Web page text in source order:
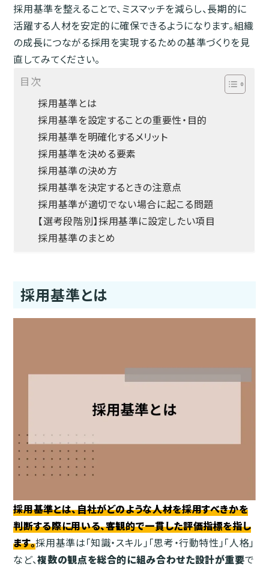
採用基準を整えることで、ミスマッチを減らし、長期的に
活躍する人材を安定的に確保できるようになります。組織
の成長につながる採用を実現するための基準づくりを見
直してみてください。
目次
採用基準とは
採用基準を設定することの重要性・目的
採用基準を明確化するメリット
採用基準を決める要素
採用基準の決め方
採用基準を決定するときの注意点
採用基準が適切でない場合に起こる問題
【選考段階別】採用基準に設定したい項目
採用基準のまとめ
採用基準とは
採用基準とは、自社がどのような人材を採用すべきかを
判断する際に用いる、客観的で一貫した評価指標を指し
ます。採用基準は「知識・スキル」「思考・行動特性」「人格」
など、複数の観点を総合的に組み合わせた設計が重要で